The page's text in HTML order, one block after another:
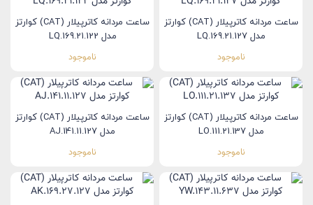
ساعت مردانه کاترپیلار (CAT) کوارتز
مدل LQ.169.21.127
ناموجود
ساعت مردانه کاترپیلار (CAT) کوارتز
مدل LQ.169.21.122
ناموجود
ساعت مردانه کاترپیلار (CAT) کوارتز
مدل LO.111.21.137
ناموجود
ساعت مردانه کاترپیلار (CAT) کوارتز
مدل AJ.141.11.127
ناموجود